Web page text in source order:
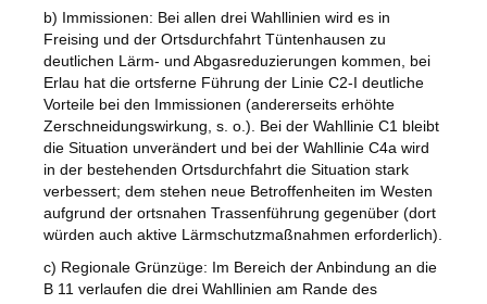
b) Immissionen: Bei allen drei Wahllinien wird es in
Freising und der Ortsdurchfahrt Tüntenhausen zu
deutlichen Lärm- und Abgasreduzierungen kommen, bei
Erlau hat die ortsferne Führung der Linie C2-I deutliche
Vorteile bei den Immissionen (andererseits erhöhte
Zerschneidungswirkung, s. o.). Bei der Wahllinie C1 bleibt
die Situation unverändert und bei der Wahllinie C4a wird
in der bestehenden Ortsdurchfahrt die Situation stark
verbessert; dem stehen neue Betroffenheiten im Westen
aufgrund der ortsnahen Trassenführung gegenüber (dort
würden auch aktive Lärmschutzmaßnahmen erforderlich).
c) Regionale Grünzüge: Im Bereich der Anbindung an die
B 11 verlaufen die drei Wahllinien am Rande des